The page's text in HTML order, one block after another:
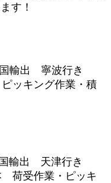
す！
輸出 寧波行き
ピッキング作業 ・積
輸出 天津行き
荷受作業・ ピッキ